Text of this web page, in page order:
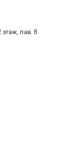
этаж, пав. 8